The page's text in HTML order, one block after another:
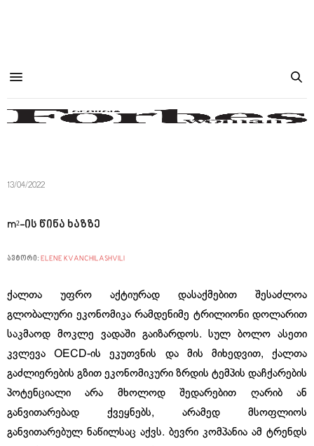
13/04/2022
m²-ის წინა ხაზზე
ავტორი: ELENE KVANCHILASHVILI
ქალთა უფრო აქტიურად დასაქმებით შესაძლოა
გლობალური ეკონომიკა რამდენიმე ტრილიონი დოლარით
საკმაოდ მოკლე ვადაში გაიზარდოს. სულ ბოლო ასეთი
კვლევა OECD-ის ეკუთვნის და მის მიხედვით, ქალთა
გაძლიერების გზით ეკონომიკური ზრდის ტემპის დაჩქარების
პოტენციალი არა მხოლოდ შედარებით ღარიბ ან
განვითარებად ქვეყნებს, არამედ მსოფლიოს
განვითარებულ ნაწილსაც აქვს. ბევრი კომპანია ამ ტრენდს